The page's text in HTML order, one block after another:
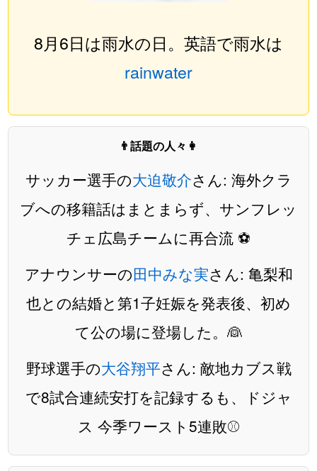
8月6日は雨水の日。英語で雨水は
rainwater
👨話題の人々👩
サッカー選手の大迫敬介さん: 海外クラ
ブへの移籍話はまとまらず、サンフレッ
チェ広島チームに再合流 ⚽️
アナウンサーの田中みな実さん: 亀梨和
也との結婚と第1子妊娠を発表後、初め
て公の場に登場した。👰
野球選手の大谷翔平さん: 敵地カブス戦
で8試合連続安打を記録するも、ドジャ
ス 今季ワースト5連敗⚾️